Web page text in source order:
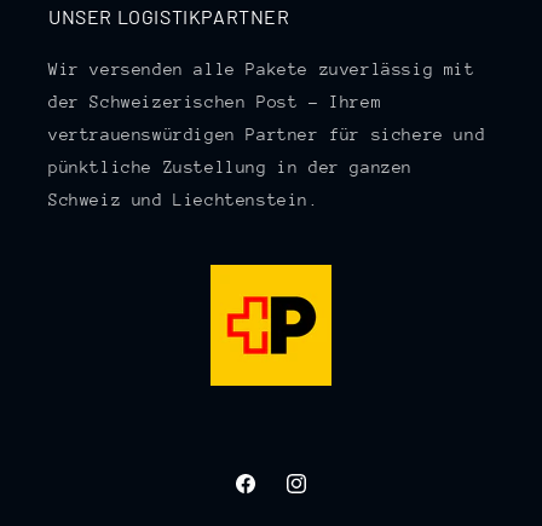
UNSER LOGISTIKPARTNER
Wir versenden alle Pakete zuverlässig mit
der Schweizerischen Post – Ihrem
vertrauenswürdigen Partner für sichere und
pünktliche Zustellung in der ganzen
Schweiz und Liechtenstein.
FacebookInstagram